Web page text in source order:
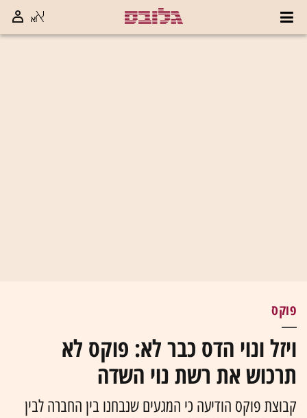
פוקס
ויזל ונוי הדס כבר לא: פוקס לא
תרכוש את רשת נוי השדה
קבוצת פוקס הודיעה כי המגעים שנבחנו בין החברה לבין